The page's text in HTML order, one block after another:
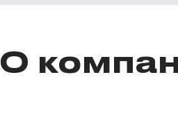
О